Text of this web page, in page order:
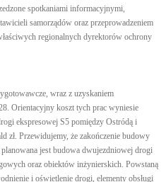
spotkaniami informacyjnymi,
samorządów oraz przeprowadzeniem
regionalnych dyrektorów ochrony
wraz z uzyskaniem
Orientacyjny koszt tych prac wyniesie
ekspresowej S5 pomiędzy Ostródą i
zł. Przewidujemy, że zakończenie budowy
jest budowa dwujezdniowej drogi
oraz obiektów inżynierskich. Powstaną
i oświetlenie drogi, elementy obsługi